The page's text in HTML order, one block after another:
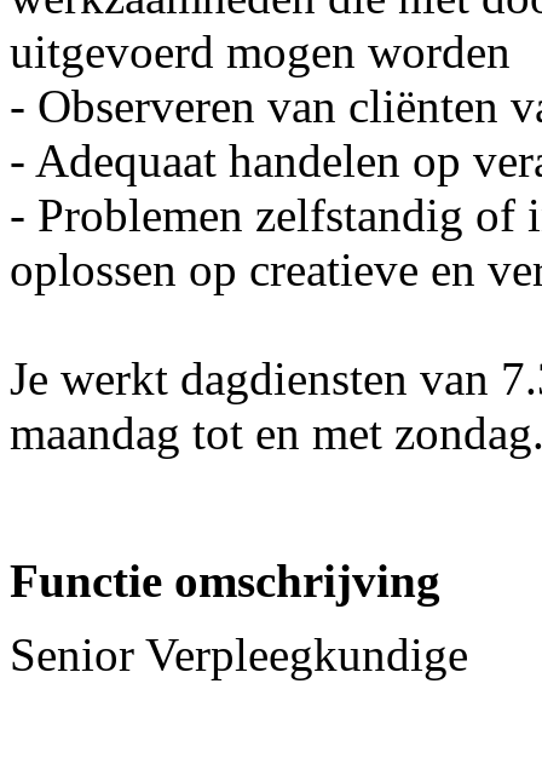
uitgevoerd mogen worden
- Observeren van cliënten
- Adequaat handelen op
- Problemen zelfstandig of
oplossen op creatieve en
Je werkt dagdiensten van
maandag tot en met
Functie omschrijving
Senior Verpleegkundige